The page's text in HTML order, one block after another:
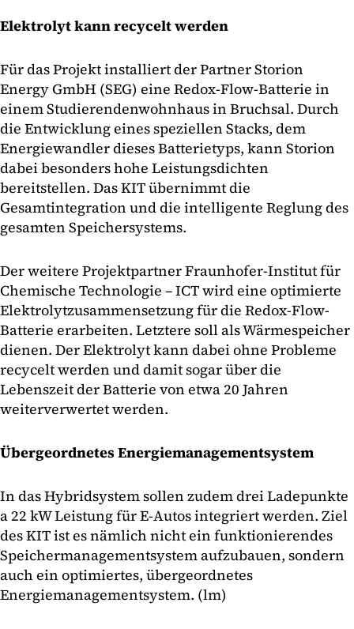
Elektrolyt kann recycelt werden
Für das Projekt installiert der Partner Storion
Energy GmbH (SEG) eine Redox-Flow-Batterie in
einem Studierendenwohnhaus in Bruchsal. Durch
die Entwicklung eines speziellen Stacks, dem
Energiewandler dieses Batterietyps, kann Storion
dabei besonders hohe Leistungsdichten
bereitstellen. Das KIT übernimmt die
Gesamtintegration und die intelligente Reglung des
gesamten Speichersystems.
Der weitere Projektpartner Fraunhofer-Institut für
Chemische Technologie – ICT wird eine optimierte
Elektrolytzusammensetzung für die Redox-Flow-
Batterie erarbeiten. Letztere soll als Wärmespeicher
dienen. Der Elektrolyt kann dabei ohne Probleme
recycelt werden und damit sogar über die
Lebenszeit der Batterie von etwa 20 Jahren
weiterverwertet werden.
Übergeordnetes Energiemanagementsystem
In das Hybridsystem sollen zudem drei Ladepunkte
a 22 kW Leistung für E-Autos integriert werden. Ziel
des KIT ist es nämlich nicht ein funktionierendes
Speichermanagementsystem aufzubauen, sondern
auch ein optimiertes, übergeordnetes
Energiemanagementsystem. (lm)